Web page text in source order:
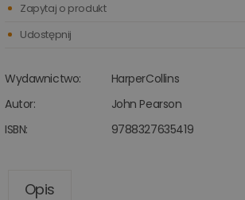
Wydawnictwo:
HarperCollins
Autor:
John Pearson
ISBN:
9788327635419
Zapytaj o produkt
Udostępnij
Opis